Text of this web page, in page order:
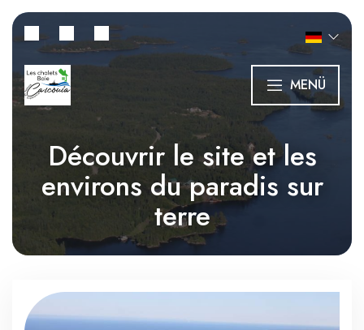
MENÜ
Découvrir le site et les
environs du paradis sur
terre